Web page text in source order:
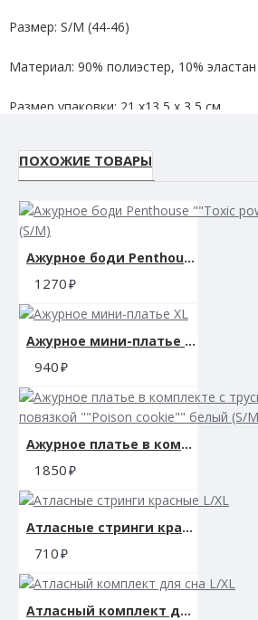
Размер: S/M (44-46)
Материал: 90% полиэстер, 10% эластан
Размер упаковки: 21 х13,5 х 3,5 см.
ПОХОЖИЕ ТОВАРЫ
Ажурное боди Penthouse ""Toxic powder"" white (S/M)
1270
Ажурное мини-платье XL
940
Ажурное платье в комплекте с трусиками и повязкой ""Poison cookie"" белый (S/M)
1850
Атласные стринги красные L/XL
710
Атласный комплект для сна L/XL